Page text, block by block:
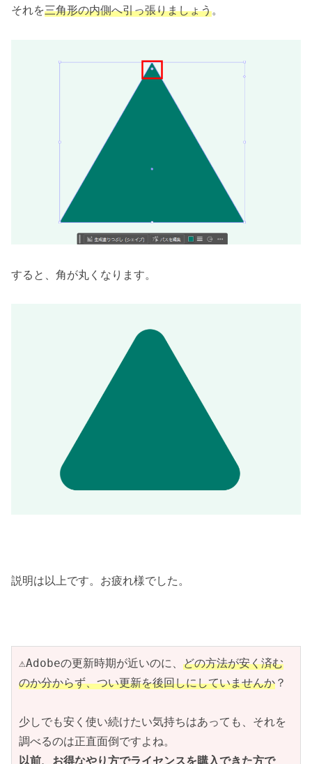
それを三角形の内側へ引っ張りましょう。
すると、角が丸くなります。
説明は以上です。お疲れ様でした。
⚠Adobeの更新時期が近いのに、 どの方法が安く済む
のか分からず、つい更新を後回しにしていませんか ？
少しでも安く使い続けたい気持ちはあっても、それを
調べるのは正直面倒ですよね。
以前、お得なやり方でライセンスを購入できた方で